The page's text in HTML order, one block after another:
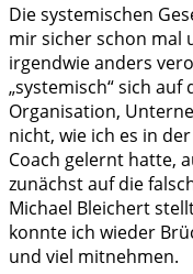
Die systemischen
mir sicher schon mal
irgendwie anders
„systemisch“ sich auf
Organisation,
nicht, wie ich es in
Coach gelernt hatte,
zunächst auf die
Michael Bleichert
konnte ich wieder
und viel mitnehmen.